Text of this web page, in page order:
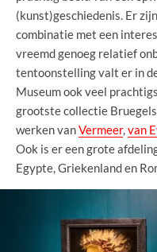
(kunst)geschiedenis. Er
combinatie met een
vreemd genoeg relatief
tentoonstelling valt er in
Museum ook veel
grootste collectie
werken vanVermeer,van
Ook is er een grote
Egypte, Griekenland en